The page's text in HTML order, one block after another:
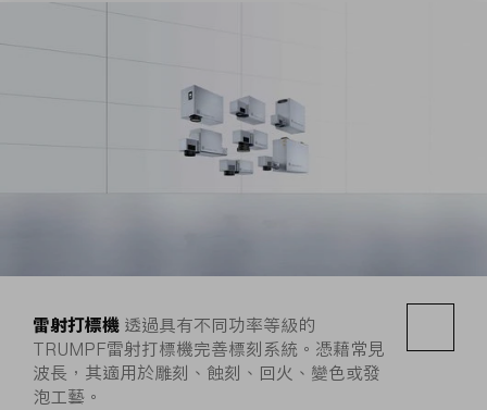
雷射打標機 透過具有不同功率等級的
TRUMPF雷射打標機完善標刻系統。憑藉常見
波長，其適用於雕刻、蝕刻、回火、變色或發
泡工藝。